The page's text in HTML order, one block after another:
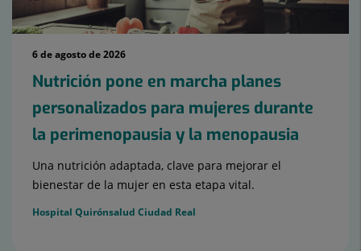
6 de agosto de 2026
Nutrición pone en marcha planes
personalizados para mujeres durante
la perimenopausia y la menopausia
Una nutrición adaptada, clave para mejorar el
bienestar de la mujer en esta etapa vital.
Hospital Quirónsalud Ciudad Real